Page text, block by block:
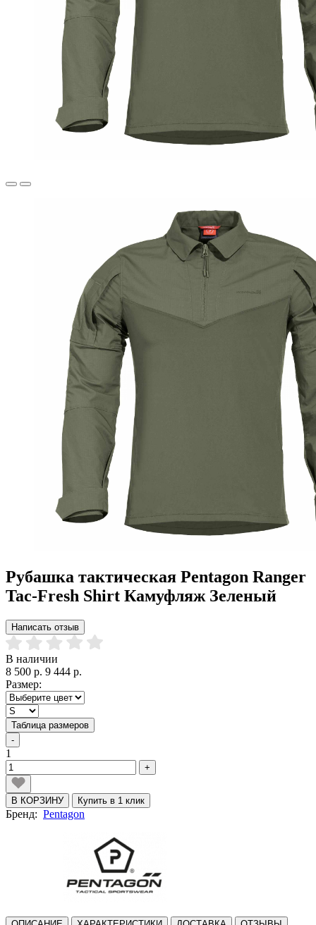
Рубашка тактическая Pentagon Ranger
Tac-Fresh Shirt Камуфляж Зеленый
Написать отзыв
В наличии
8 500 р. 9 444 р.
Размер:
Таблица размеров
-
1
+
В КОРЗИНУ Купить в 1 клик
Бренд: Pentagon